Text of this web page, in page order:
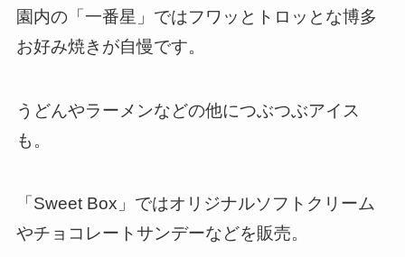
園内の「一番星」ではフワッとトロッとな博多
お好み焼きが自慢です。
うどんやラーメンなどの他につぶつぶアイス
も。
「Sweet Box」ではオリジナルソフトクリーム
やチョコレートサンデーなどを販売。